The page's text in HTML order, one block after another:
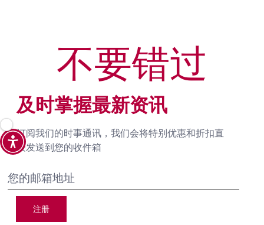
及时掌握最新资讯
订阅我们的时事通讯，我们会将特别优惠和折扣直
接发送到您的收件箱
注册
不要错过